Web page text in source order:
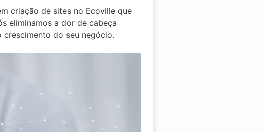
criação de sites no Ecoville que
eliminamos a dor de cabeça
do seu negócio.